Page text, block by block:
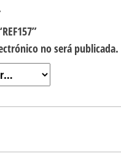
no será publicada.